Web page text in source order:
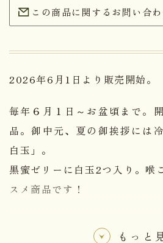
この商品に関するお問い合
2026年6月1日より販売開始。
毎年６月１日～お盆頃まで。
品。御中元、夏の御挨拶には
白玉」。
黒蜜ゼリーに白玉2つ入り。喉
スメ商品です！
もっと